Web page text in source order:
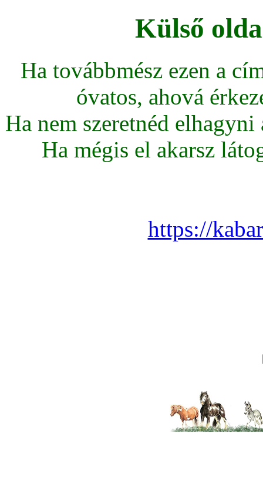
Külső
Ha továbbmész ezen a
óvatos, ahová
Ha nem szeretnéd
Ha mégis el akarsz
https://